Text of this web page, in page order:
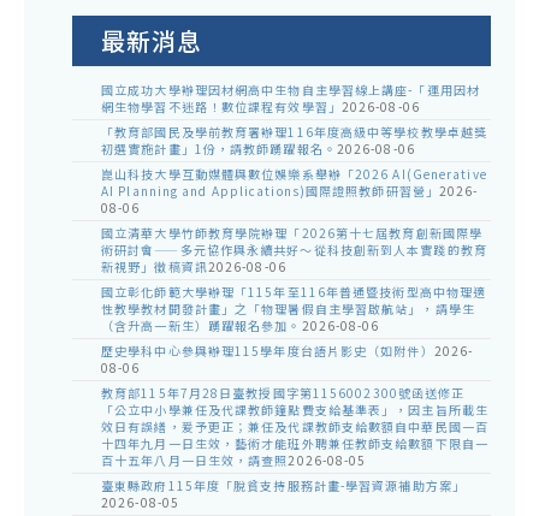
告
最新消息
國立成功大學辦理因材網高中生物自主學習線上講座-「運用因材
網生物學習不迷路！數位課程有效學習」 2026-08-06
「教育部國民及學前教育署辦理116年度高級中等學校教學卓越獎
初選實施計畫」1份，請教師踴躍報名。 2026-08-06
崑山科技大學互動媒體與數位娛樂系舉辦「2026 AI(Generative
AI Planning and Applications)國際證照教師研習營」 2026-
08-06
國立清華大學竹師教育學院辦理「2026第十七屆教育創新國際學
術研討會——多元協作與永續共好～從科技創新到人本實踐的教育
新視野」徵稿資訊2026-08-06
國立彰化師範大學辦理「115年至116年普通暨技術型高中物理適
性教學教材開發計畫」之「物理暑假自主學習啟航站」，請學生
（含升高一新生）踴躍報名參加。 2026-08-06
歷史學科中心參與辦理115學年度台語片影史（如附件） 2026-
08-06
教育部115年7月28日臺教授國字第1156002300號函送修正
「公立中小學兼任及代課教師鐘點費支給基準表」，因主旨所載生
效日有誤繕，爰予更正；兼任及代課教師支給數額自中華民國一百
十四年九月一日生效，藝術才能班外聘兼任教師支給數額下限自一
百十五年八月一日生效，請查照2026-08-05
臺東縣政府115年度「脫貧支持服務計畫-學習資源補助方案」
2026-08-05